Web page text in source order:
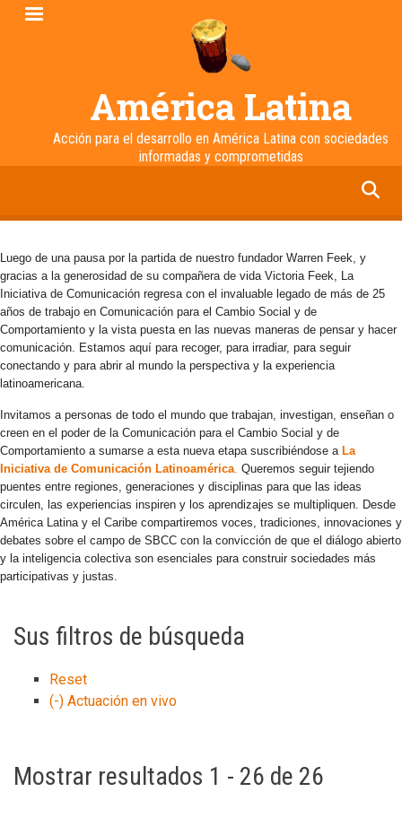
Pasar
América Latina
Acción para el desarrollo en América Latina con sociedades
informadas y comprometidas
Luego de una pausa por la partida de nuestro fundador Warren Feek, y
gracias a la generosidad de su compañera de vida Victoria Feek, La
Iniciativa de Comunicación regresa con el invaluable legado de más de 25
años de trabajo en Comunicación para el Cambio Social y de
Comportamiento y la vista puesta en las nuevas maneras de pensar y hacer
comunicación. Estamos aquí para recoger, para irradiar, para seguir
conectando y para abrir al mundo la perspectiva y la experiencia
latinoamericana.
Invitamos a personas de todo el mundo que trabajan, investigan, enseñan o
creen en el poder de la Comunicación para el Cambio Social y de
Comportamiento a sumarse a esta nueva etapa suscribiéndose a La
Iniciativa de Comunicación Latinoamérica. Queremos seguir tejiendo
puentes entre regiones, generaciones y disciplinas para que las ideas
circulen, las experiencias inspiren y los aprendizajes se multipliquen. Desde
América Latina y el Caribe compartiremos voces, tradiciones, innovaciones y
debates sobre el campo de SBCC con la convicción de que el diálogo abierto
y la inteligencia colectiva son esenciales para construir sociedades más
participativas y justas.
Sus filtros de búsqueda
Reset
(-) Actuación en vivo
Mostrar resultados 1 - 26 de 26